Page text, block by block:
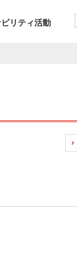
リティ活動